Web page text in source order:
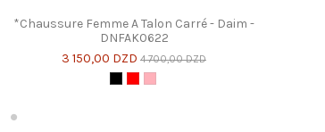
*Chaussure Femme A Talon Carré - Daim -
DNFAK0622
3 150,00 DZD 4 700,00 DZD
NoirRougeRose